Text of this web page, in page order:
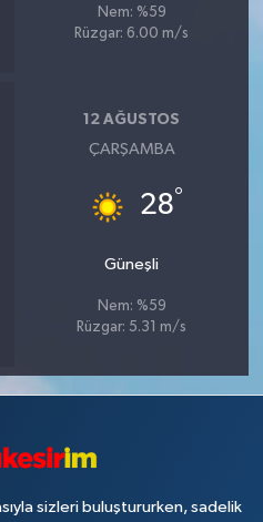
Nem: %59
Rüzgar: 6.00 m/s
12 AĞUSTOS
ÇARŞAMBA
28°
Güneşli
Nem: %59
Rüzgar: 5.31 m/s
sizleri buluştururken, sadelik